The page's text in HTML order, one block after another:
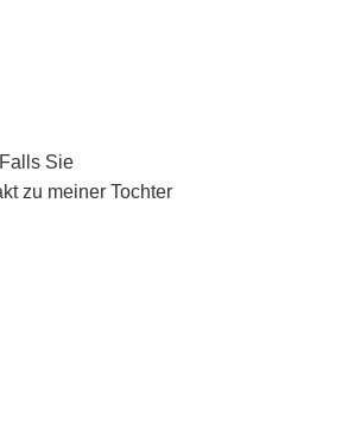
Sie
zu meiner Tochter